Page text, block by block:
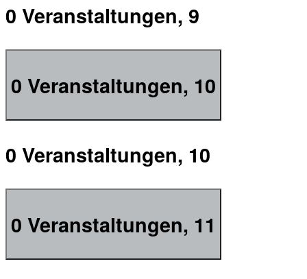
0 Veranstaltungen, 9
0 Veranstaltungen, 10
0 Veranstaltungen, 10
0 Veranstaltungen, 11